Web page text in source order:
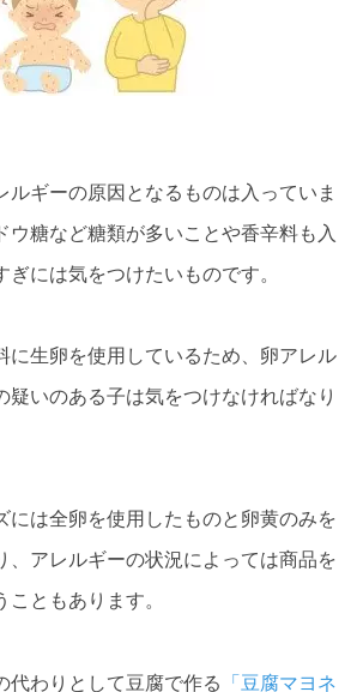
ルギーの原因となるものは入っていま
ウ糖など糖類が多いことや香辛料も入
ぎには気をつけたいものです。
に生卵を使用しているため、卵アレル
疑いのある子は気をつけなければなり
には全卵を使用したものと卵黄のみを
、アレルギーの状況によっては商品を
ともあります。
代わりとして豆腐で作る
「豆腐マヨネ